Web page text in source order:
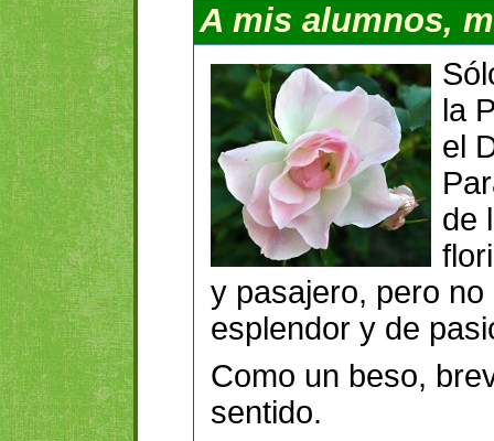
A mis alumnos,
la
el
de
y pasajero, pero
esplendor y de
Como un beso,
sentido.